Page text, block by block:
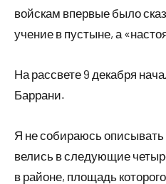
войскам впервые было
учение в пустыне, а
На рассвете 9 декабря
Баррани.
Я не собираюсь
велись в следующие
в районе, площадь